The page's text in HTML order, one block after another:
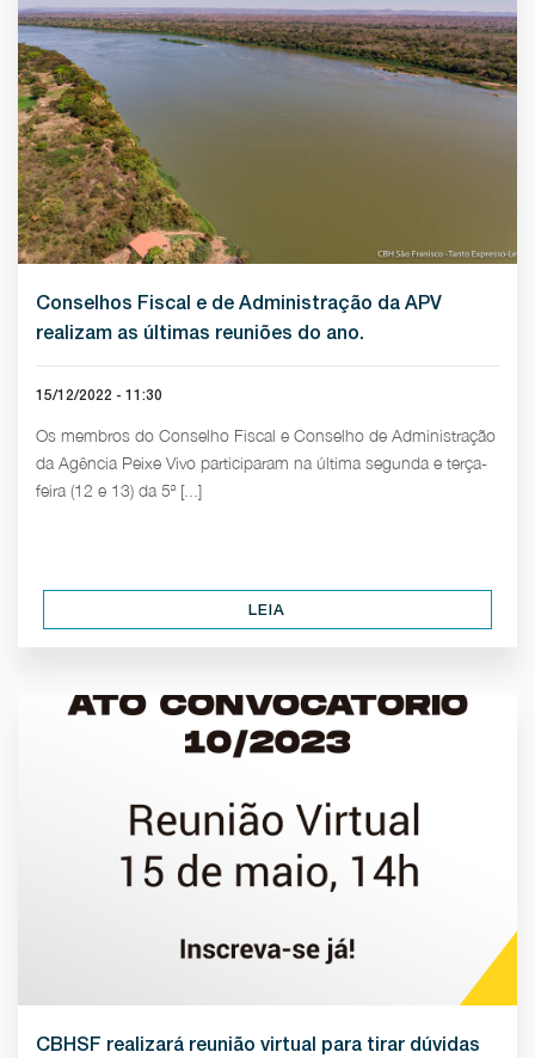
Conselhos Fiscal e de Administração da APV
realizam as últimas reuniões do ano.
15/12/2022 - 11:30
Os membros do Conselho Fiscal e Conselho de Administração
da Agência Peixe Vivo participaram na última segunda e terça-
feira (12 e 13) da 5ª [...]
LEIA
CBHSF realizará reunião virtual para tirar dúvidas